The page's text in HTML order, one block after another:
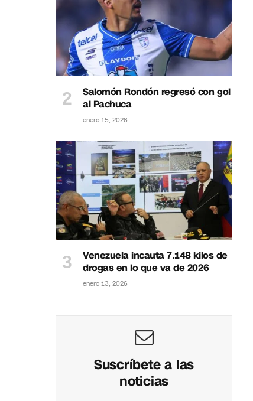
Salomón Rondón regresó con gol
al Pachuca
enero 15, 2026
Venezuela incauta 7.148 kilos de
drogas en lo que va de 2026
enero 13, 2026
Suscríbete a las
noticias